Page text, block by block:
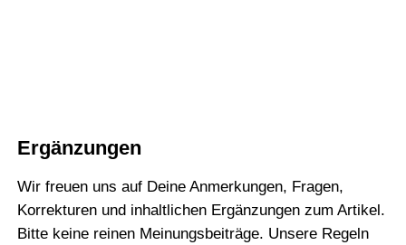
Ergänzungen
Wir freuen uns auf Deine Anmerkungen, Fragen,
Korrekturen und inhaltlichen Ergänzungen zum Artikel.
Bitte keine reinen Meinungsbeiträge. Unsere Regeln